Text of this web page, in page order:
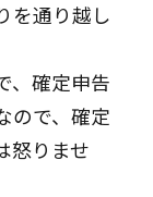
を通り越し
、確定申告
ので、確定
怒りませ